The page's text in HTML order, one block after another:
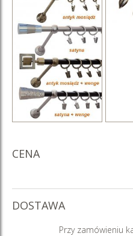
CENA
DOSTAWA
Przy zamówieniu